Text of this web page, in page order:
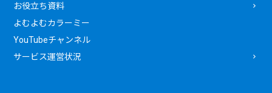
お役立ち資料
よむよむカラーミー
YouTubeチャンネル
サービス運営状況